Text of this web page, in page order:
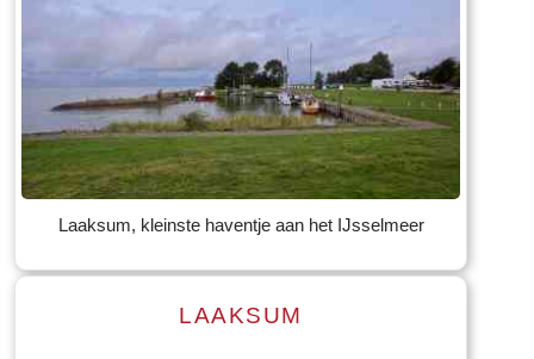
Lees meer
Tekst: © Foto: © Bernard Veerman
Laaksum, kleinste haventje aan het IJsselmeer
LAAKSUM